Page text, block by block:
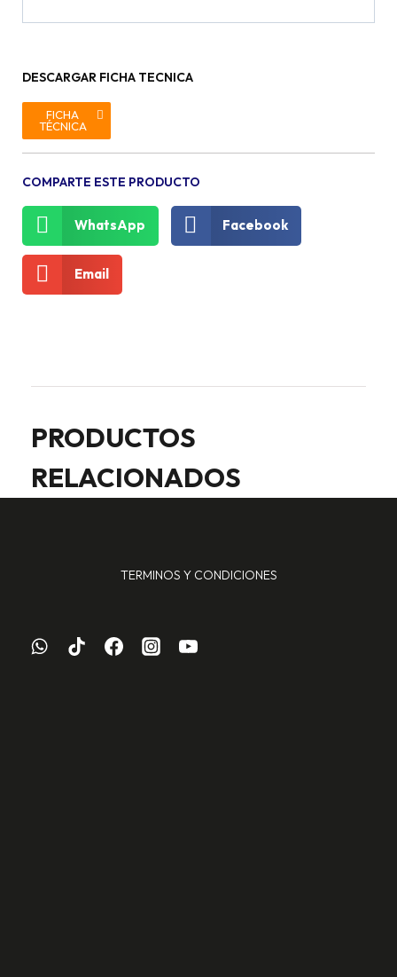
DESCARGAR FICHA TECNICA
FICHA
TÉCNICA
COMPARTE ESTE PRODUCTO
WhatsApp Facebook
Email
PRODUCTOS
RELACIONADOS
TERMINOS Y CONDICIONES